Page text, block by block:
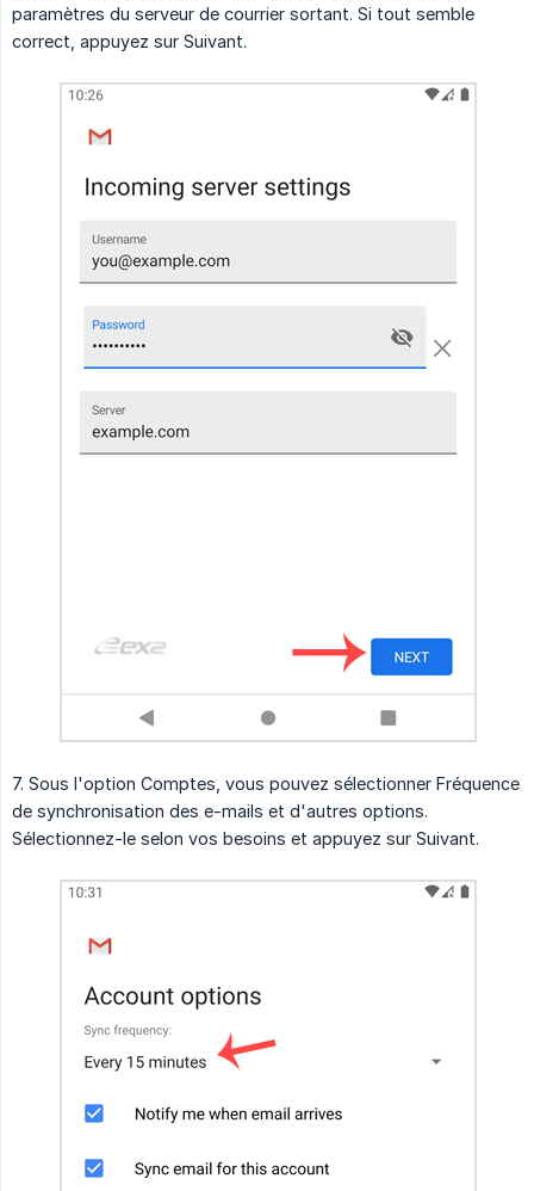
paramètres du serveur de courrier sortant. Si tout semble
correct, appuyez sur Suivant.
7. Sous l'option Comptes, vous pouvez sélectionner Fréquence
de synchronisation des e-mails et d'autres options.
Sélectionnez-le selon vos besoins et appuyez sur Suivant.